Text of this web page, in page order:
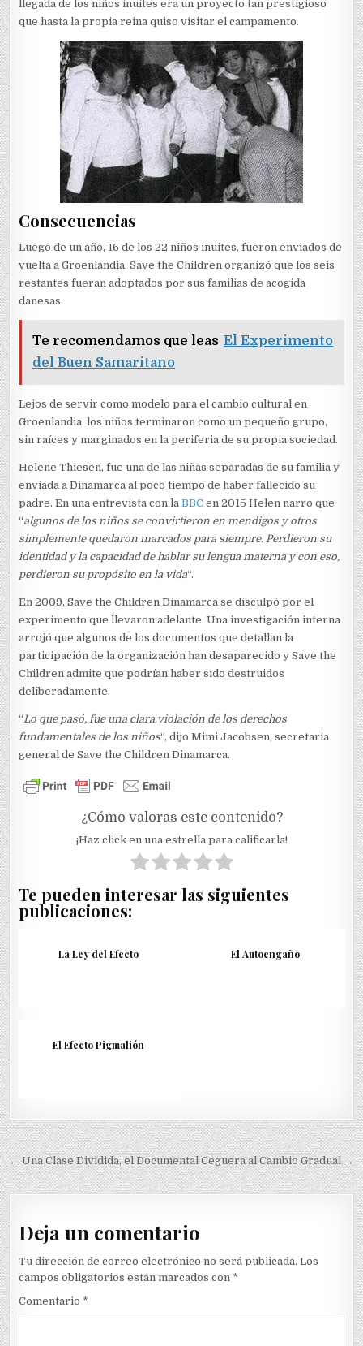
llegada de los niños inuites era un proyecto tan prestigioso
que hasta la propia reina quiso visitar el campamento.
Consecuencias
Luego de un año, 16 de los 22 niños inuites, fueron enviados de
vuelta a Groenlandia. Save the Children organizó que los seis
restantes fueran adoptados por sus familias de acogida
danesas.
Te recomendamos que leas El Experimento
del Buen Samaritano
Lejos de servir como modelo para el cambio cultural en
Groenlandia, los niños terminaron como un pequeño grupo,
sin raíces y marginados en la periferia de su propia sociedad.
Helene Thiesen, fue una de las niñas separadas de su familia y
enviada a Dinamarca al poco tiempo de haber fallecido su
padre. En una entrevista con laBBC en 2015 Helen narro que
“algunos de los niños se convirtieron en mendigos y otros
simplemente quedaron marcados para siempre. Perdieron su
identidad y la capacidad de hablar su lengua materna y con eso,
perdieron su propósito en la vida“.
En 2009, Save the Children Dinamarca se disculpó por el
experimento que llevaron adelante. Una investigación interna
arrojó que algunos de los documentos que detallan la
participación de la organización han desaparecido y Save the
Children admite que podrían haber sido destruidos
deliberadamente.
“ Lo que pasó, fue una clara violación de los derechos
fundamentales de los niños“, dijo Mimi Jacobsen, secretaria
general de Save the Children Dinamarca.
¿Cómo valoras este contenido?
¡Haz click en una estrella para calificarla!
Te pueden interesar las siguientes
publicaciones:
La Ley del Efecto El Autoengaño
El Efecto Pigmalión
Navegación
de
entradas
← Una Clase Dividida, el DocumentalCeguera al Cambio Gradual →
Deja un comentario
Tu dirección de correo electrónico no será publicada. Los
campos obligatorios están marcados con *
Comentario *